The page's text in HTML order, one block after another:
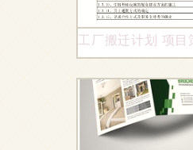
工厂搬迁计划 项